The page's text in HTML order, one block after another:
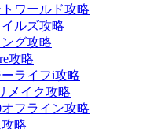
ワールド攻略
ルズ攻略
グ攻略
攻略
ライフi攻略
メイク攻略
オフライン攻略
攻略